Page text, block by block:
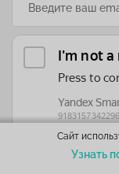
Сайт
Узнать